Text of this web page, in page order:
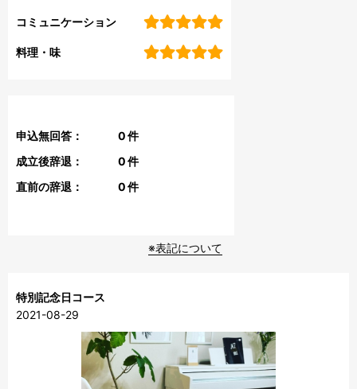
コミュニケーション
料理・味
申込無回答： 0件
成立後辞退：
0件
直前の辞退：
0件
※表記について
特別記念日コース
2021-08-29